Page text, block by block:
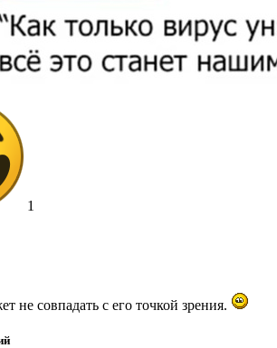
1
не совпадать с его точкой зрения.